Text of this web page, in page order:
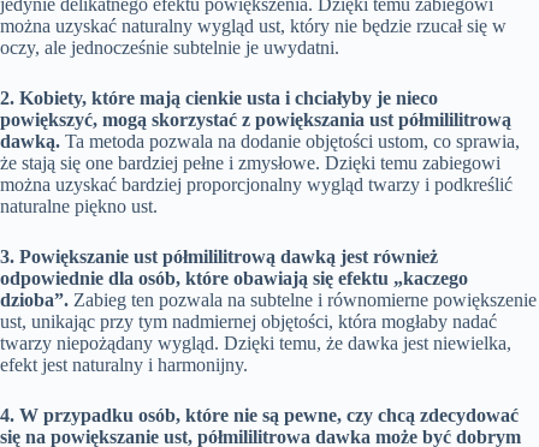
można uzyskać naturalny wygląd ust, który nie będzie rzucał się w
oczy, ale jednocześnie subtelnie je uwydatni.
2. Kobiety, które mają cienkie usta i chciałyby je nieco
powiększyć, mogą skorzystać z powiększania ust półmililitrową
dawką. Ta metoda pozwala na dodanie objętości ustom, co sprawia,
że stają się one bardziej pełne i zmysłowe. Dzięki temu zabiegowi
można uzyskać bardziej proporcjonalny wygląd twarzy i podkreślić
naturalne piękno ust.
3. Powiększanie ust półmililitrową dawką jest również
odpowiednie dla osób, które obawiają się efektu „kaczego
dzioba”. Zabieg ten pozwala na subtelne i równomierne powiększenie
ust, unikając przy tym nadmiernej objętości, która mogłaby nadać
twarzy niepożądany wygląd. Dzięki temu, że dawka jest niewielka,
efekt jest naturalny i harmonijny.
4. W przypadku osób, które nie są pewne, czy chcą zdecydować
się na powiększanie ust, półmililitrowa dawka może być dobrym